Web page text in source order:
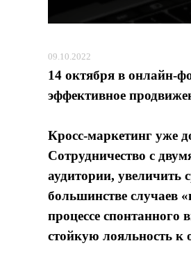
09.10.2022
14 октября в онлайн-
эффективное
Кросс-маркетинг уже
Сотрудничество с
аудитории, увеличить
большинстве случаев
процессе
стойкую лояльность к